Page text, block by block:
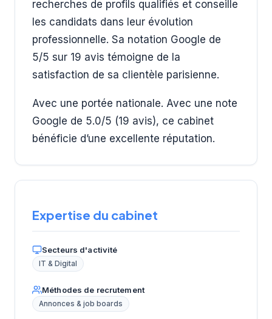
recherches de profils qualifiés et conseille
les candidats dans leur évolution
professionnelle. Sa notation Google de
5/5 sur 19 avis témoigne de la
satisfaction de sa clientèle parisienne.
Avec une portée nationale. Avec une note
Google de 5.0/5 (19 avis), ce cabinet
bénéficie d’une excellente réputation.
Expertise du cabinet
Secteurs d'activité
IT & Digital
Méthodes de recrutement
Annonces & job boards